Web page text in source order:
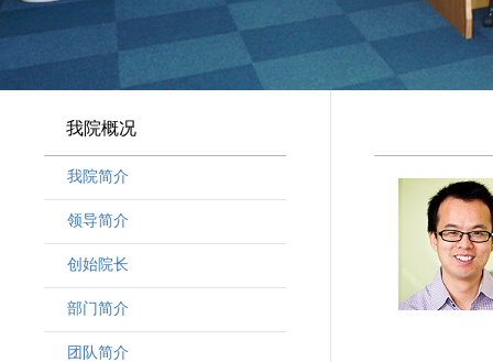
我院概况
我院简介
领导简介
· 韩晶磊副院长
· 周勇副院长
创始院长
部门简介
团队简介